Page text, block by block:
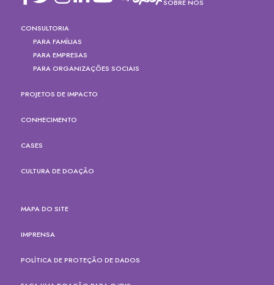
SOBRE NÓS
CONSULTORIA
PARA FAMÍLIAS
PARA EMPRESAS
PARA ORGANIZAÇÕES SOCIAIS
PROJETOS DE IMPACTO
CONHECIMENTO
CASES
CULTURA DE DOAÇÃO
MAPA DO SITE
IMPRENSA
POLÍTICA DE PROTEÇÃO DE DADOS